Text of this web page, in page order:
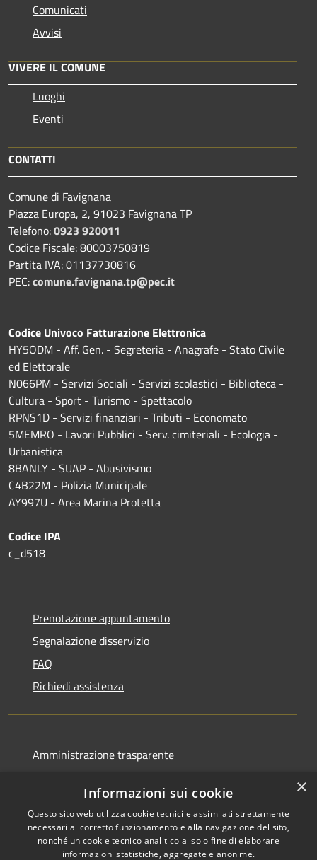
Comunicati
Avvisi
VIVERE IL COMUNE
Luoghi
Eventi
CONTATTI
Comune di Favignana
Piazza Europa, 2, 91023 Favignana TP
Telefono:0923 920011
Codice Fiscale: 80003750819
Partita IVA: 01137730816
PEC:comune.favignana.tp@pec.it
Codice Univoco Fatturazione Elettronica
HY5ODM - Aff. Gen. - Segreteria - Anagrafe - Stato Civile
ed Elettorale
N066PM - Servizi Sociali - Servizi scolastici - Biblioteca -
Cultura - Sport - Turismo - Spettacolo
RPNS1D - Servizi finanziari - Tributi - Economato
5MEMRO - Lavori Pubblici - Serv. cimiteriali - Ecologia -
Urbanistica
8BANLY - SUAP - Abusivismo
C4B22M - Polizia Municipale
AY997U - Area Marina Protetta
Codice IPA
c_d518
Prenotazione appuntamento
Segnalazione disservizio
FAQ
Richiedi assistenza
Amministrazione trasparente
Dichiarazione di accessibilità
×
Informazioni sui cookie
Questo sito web utilizza cookie tecnici e assimilati strettamente
necessari al corretto funzionamento e alla navigazione del sito,
nonché un cookie tecnico analitico al solo fine di elaborare
informazioni statistiche, aggregate e anonime.